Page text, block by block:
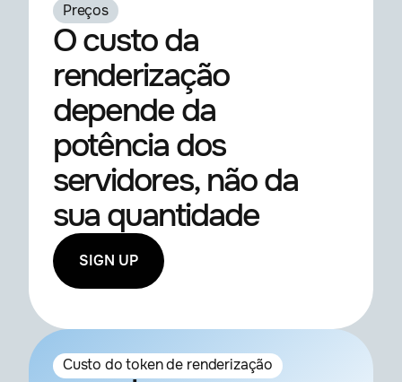
Preços
O custo da
renderização
depende da
potência dos
servidores, não da
sua quantidade
SIGN UP
Custo do token de renderização